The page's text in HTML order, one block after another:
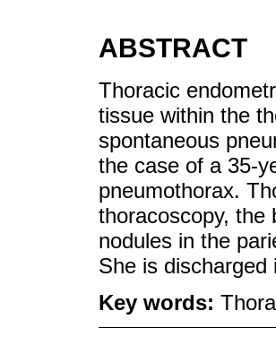
ABSTRACT
Thoracic
tissue within the
spontaneous
the case of a 35-
pneumothorax.
thoracoscopy, the
nodules in the
She is
Key words: